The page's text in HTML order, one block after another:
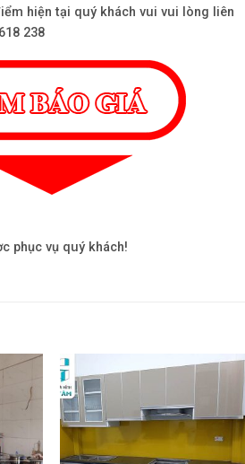
hiện tại quý khách vui vui lòng liên
238
phục vụ quý khách!